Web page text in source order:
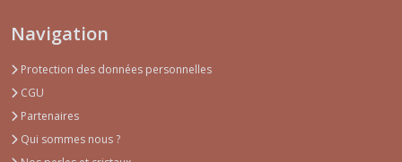
Navigation
Protection des données personnelles
CGU
Partenaires
Qui sommes nous ?